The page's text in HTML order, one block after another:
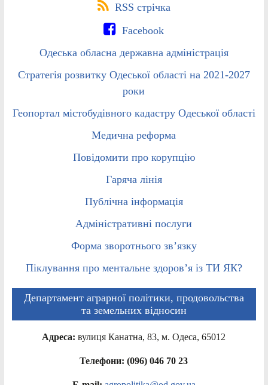
RSS стрічка
Facebook
Одеська обласна державна адміністрація
Стратегія розвитку Одеської області на 2021-2027
роки
Геопортал містобудівного кадастру Одеської області
Медична реформа
Повідомити про корупцію
Гаряча лінія
Публічна інформація
Адміністративні послуги
Форма зворотнього зв’язку
Піклування про ментальне здоров’я із ТИ ЯК?
Департамент аграрної політики, продовольства
та земельних відносин
Адреса: вулиця Канатна, 83, м. Одеса, 65012
Телефони: (096) 046 70 23